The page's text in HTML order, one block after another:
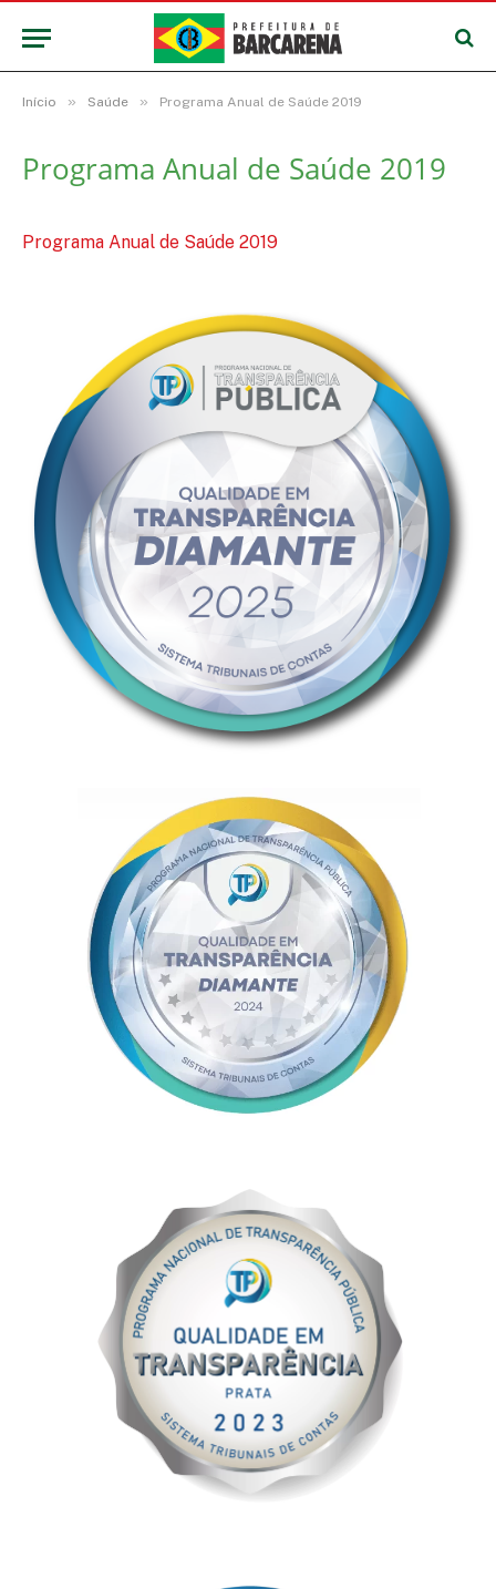
Início » Saúde » Programa Anual de Saúde 2019
Programa Anual de Saúde 2019
Programa Anual de Saúde 2019